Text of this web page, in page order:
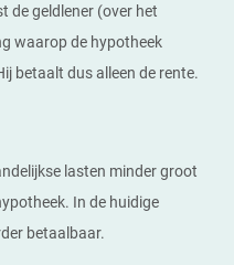
de geldlener (over het
waarop de hypotheek
betaalt dus alleen de rente.
lasten minder groot
In de huidige
betaalbaar.